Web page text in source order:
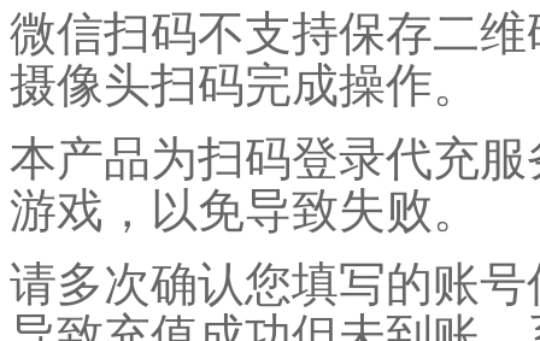
微信扫码不支持保存二
摄像头扫码完成操作。
本产品为扫码登录代充
游戏，以免导致失败。
请多次确认您填写的账